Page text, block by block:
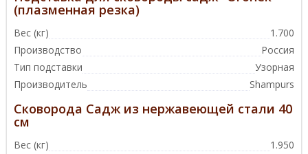
(плазменная резка)
Вес (кг)
1.700
Производство
Россия
Тип подставки
Узорная
Производитель
Shampurs
Сковорода Садж из нержавеющей стали 40
см
Вес (кг)
1.950